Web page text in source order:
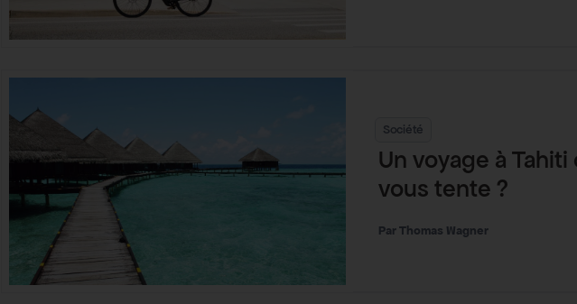
Société
Un voyage à
vous tente ?
Thomas Wagner